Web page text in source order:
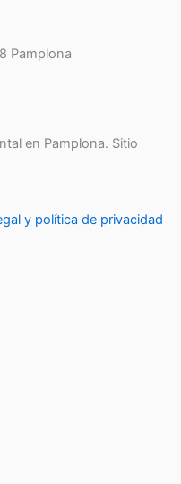
Pamplona
en Pamplona. Sitio
y política de privacidad